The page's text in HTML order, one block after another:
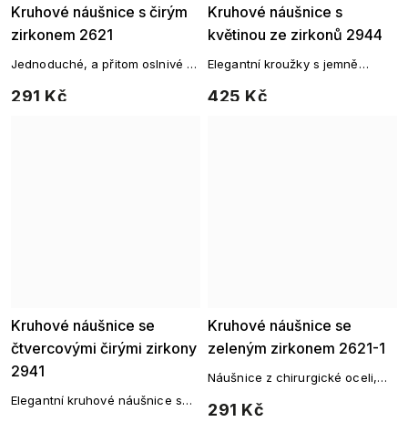
Kruhové náušnice s čirým
zirkonem 2621
291 Kč
Jednoduché, a přitom oslnivé –
zirkonem pro každodenní
Kruhové náušnice s
květinou ze zirkonů 2944
425 Kč
Elegantní kroužky s jemně
ze zirkonů – dokonalý šperk pro
Kruhové náušnice se
čtvercovými čirými zirkony
2941
Elegantní kruhové náušnice s
Kruhové náušnice se
zeleným zirkonem 2621-1
291 Kč
Náušnice z chirurgické oceli,
zeleným zirkonem.